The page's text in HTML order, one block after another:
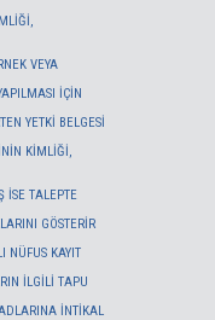
VEYA
İÇİN
YETKİ BELGESİ
KİMLİĞİ,
İSE TALEPTE
GÖSTERİR
NÜFUS KAYIT
İLGİLİ TAPU
İNTİKAL